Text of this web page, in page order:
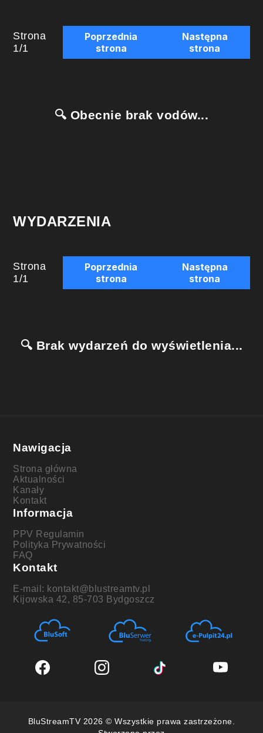
Strona
1/1
Poprzednia
strona
Następna
strona
🔍 Obecnie brak vodów...
WYDARZENIA
Strona
1/1
Poprzednia
strona
Następna
strona
🔍 Brak wydarzeń do wyświetlenia...
Nawigacja
Strona główna
Aktualności
Kanały
Kontakt
Informacja
PPV Regulamin
Polityka Prywatności
FAQ
Kontakt
E-mail: kontakt@blustreamtv.pl
Kijowska 42, 85-703 Bydgoszcz
BluStreamTV 2026 © Wszystkie prawa zastrzeżone.